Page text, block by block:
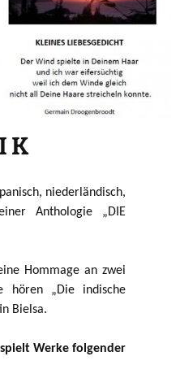
K
niederländisch,
Anthologie „DIE
Hommage an zwei
hören „Die indische
Bielsa.
Werke folgender